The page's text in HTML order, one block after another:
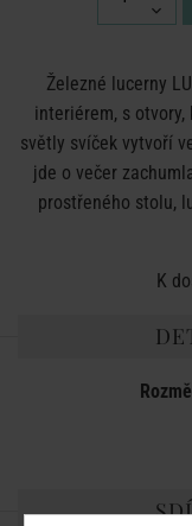
Železné lucerny
interiérem, s
světly svíček vytvoří
jde o večer
prostřeného stolu,
K